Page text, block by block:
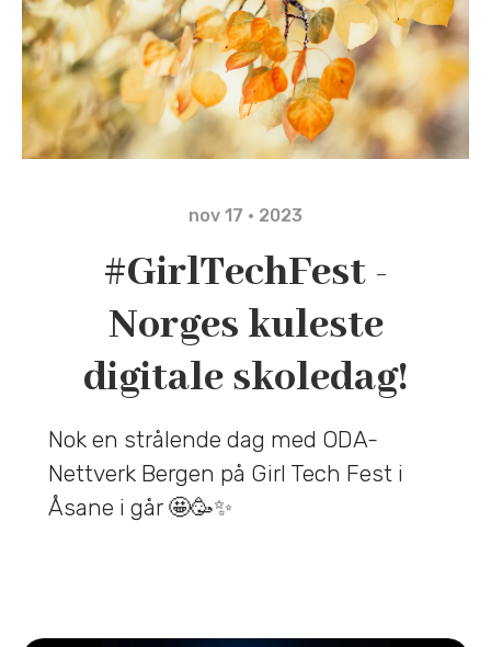
nov 17 · 2023
#GirlTechFest -
Norges kuleste
digitale skoledag!
Nok en strålende dag med ODA-
Nettverk Bergen på Girl Tech Fest i
Åsane i går 🤩🥳✨